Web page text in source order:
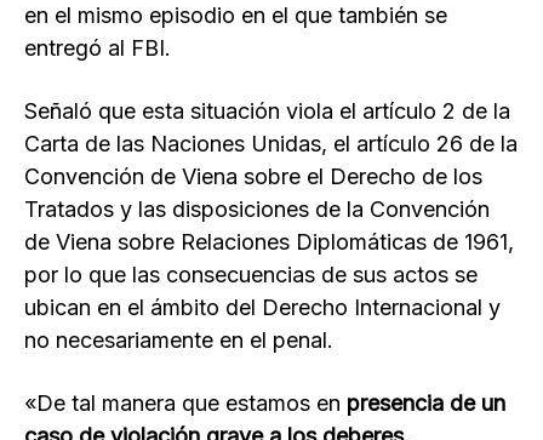
en el mismo episodio en el que también se
entregó al FBI.
Señaló que esta situación viola el artículo 2 de la
Carta de las Naciones Unidas, el artículo 26 de la
Convención de Viena sobre el Derecho de los
Tratados y las disposiciones de la Convención
de Viena sobre Relaciones Diplomáticas de 1961,
por lo que las consecuencias de sus actos se
ubican en el ámbito del Derecho Internacional y
no necesariamente en el penal.
«De tal manera que estamos en presencia de un